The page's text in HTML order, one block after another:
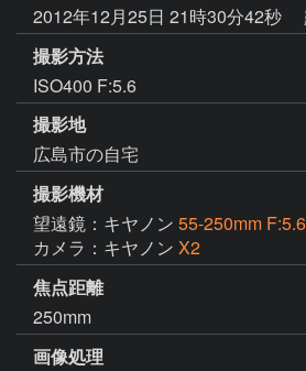
2012年12月25日 21時30分42秒
撮影方法
ISO400 F:5.6
撮影地
広島市の自宅
撮影機材
望遠鏡：キヤノン 55-250mm
カメラ：キヤノン X2
焦点距離
250mm
画像処理